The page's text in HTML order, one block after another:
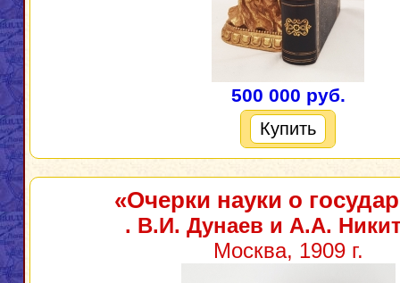
500 000 руб.
Купить
«Очерки науки о
. В.И. Дунаев и А.А.
Москва, 1909 г.